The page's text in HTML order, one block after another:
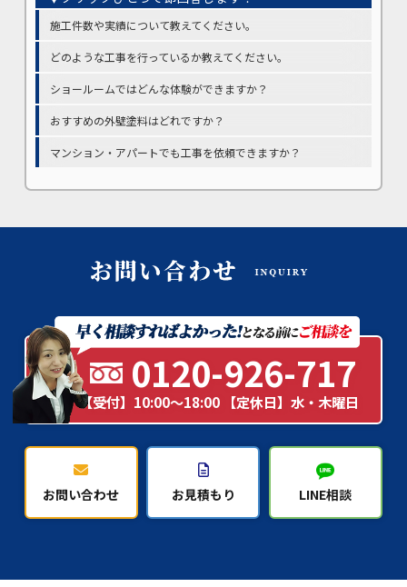
施工件数や実績について教えてください。
どのような工事を行っているか教えてください。
ショールームではどんな体験ができますか？
おすすめの外壁塗料はどれですか？
マンション・アパートでも工事を依頼できますか？
0120-926-717
【受付】10:00～18:00 【定休日】水・木曜日
お問い合わせ お見積もり LINE相談